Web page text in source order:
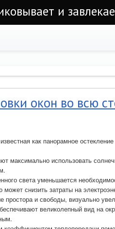
и
окон во всю
как панорамное
максимально использовать
света уменьшается
может снизить затраты на
и свободы, визуально
великолепный вид на